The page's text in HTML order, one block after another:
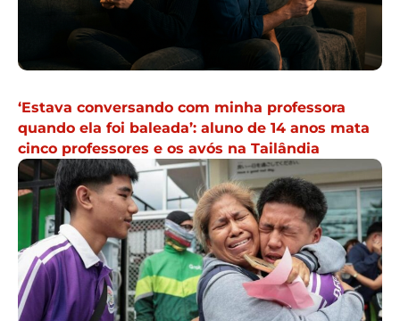
‘Estava conversando com minha professora
quando ela foi baleada’: aluno de 14 anos mata
cinco professores e os avós na Tailândia